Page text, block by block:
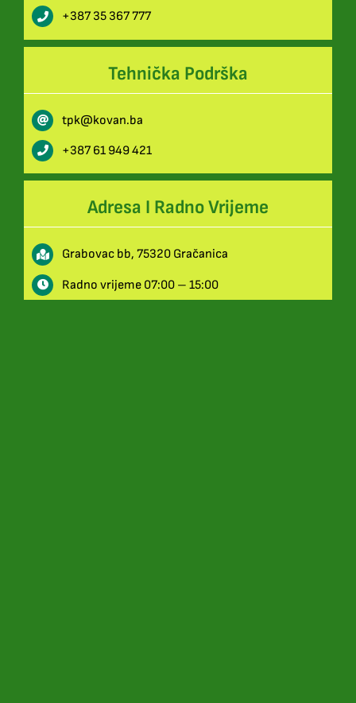
+387 35 367 777
Tehnička Podrška
tpk@kovan.ba
+387 61 949 421
Adresa I Radno Vrijeme
Grabovac bb, 75320 Gračanica
Radno vrijeme 07:00 – 15:00